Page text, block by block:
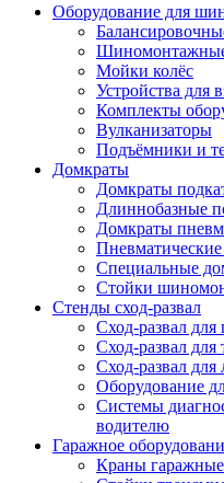
Оборудование для
Мойки колёс
Устройства для
Комплекты
Вулканизаторы
Подъёмники и
Домкраты
Домкраты
Длиннобазные
Домкраты
Специальные
Стойки
Стенды сход-развал
Сход-развал для
Сход-развал для
Сход-развал для
Оборудование
Системы
водителю
Гаражное
Краны гаражные